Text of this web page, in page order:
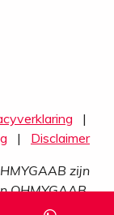
|
| Disclaimer
zijn
OHMYGAAB.